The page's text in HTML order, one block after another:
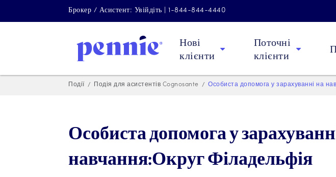
Брокер / Асистент: Увійдіть | 1-844-844-4440
Нові
клієнти
Поточні
клієнти
Події Подія для асистентів Cognosante Особиста допомога у зарахуванні на
Особиста допомога у
навчання:Округ Філадельфія